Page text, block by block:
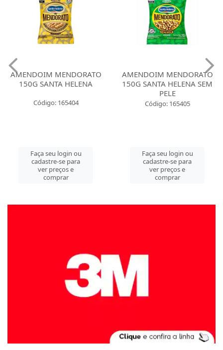
AMENDOIM MENDORATO
150G SANTA HELENA
Código: 165404
Faça seu login ou
cadastre-se para
ver preços e
comprar
AMENDOIM MENDORATO
150G SANTA HELENA SEM
PELE
Código: 165405
Faça seu login ou
cadastre-se para
ver preços e
comprar